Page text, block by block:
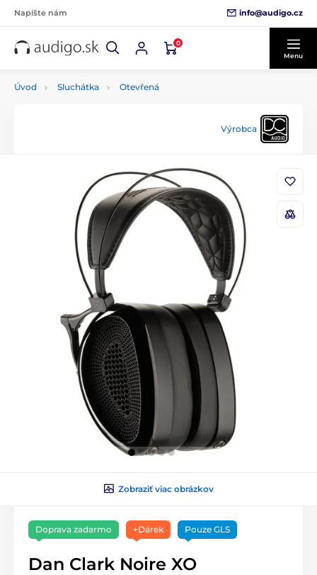
Napíšte nám info@audigo.cz
0
Menu
Úvod Sluchátka Otevřená
Výrobca
Zobraziť viac obrázkov
Doprava zadarmo +Dárek Pouze GLS
Dan Clark Noire XO